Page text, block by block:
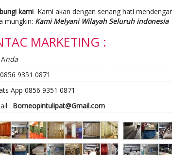
kami Kami akan dengan senang hati
mungkin: Kami Melyani Wilayah Seluruh indonesia
MARKETING :
nda
9351 0871
App 0856 9351 0871
: Borneopintulipat@Gmail.com